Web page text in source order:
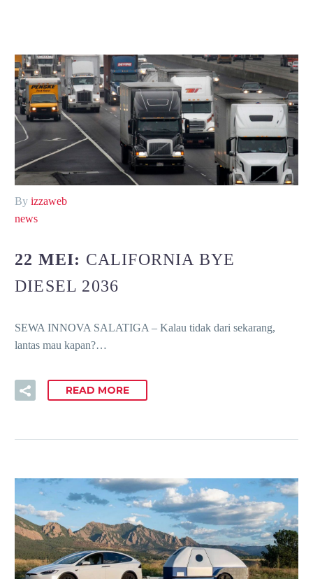
By izzaweb
news
22 MEI: CALIFORNIA BYE
DIESEL 2036
SEWA INNOVA SALATIGA – Kalau tidak dari sekarang,
lantas mau kapan?…
READ MORE